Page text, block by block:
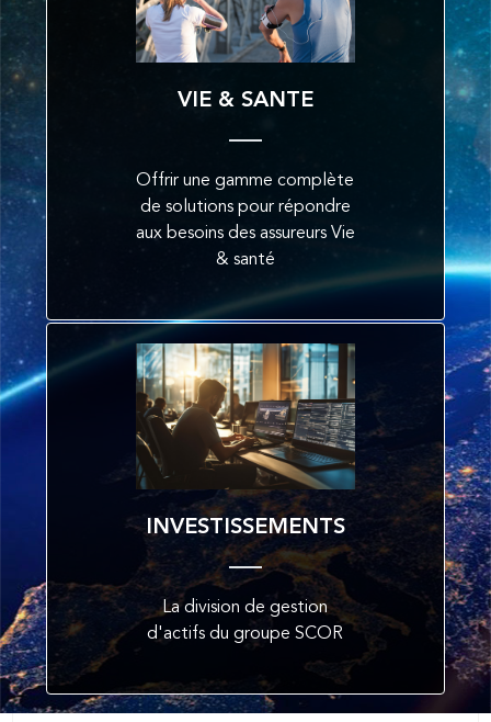
VIE & SANTE
Offrir une gamme complète
de solutions pour répondre
aux besoins des assureurs Vie
& santé
INVESTISSEMENTS
La division de gestion
d'actifs du groupe SCOR